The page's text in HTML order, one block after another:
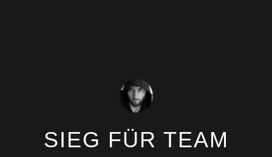
SIEG FÜR TEAM